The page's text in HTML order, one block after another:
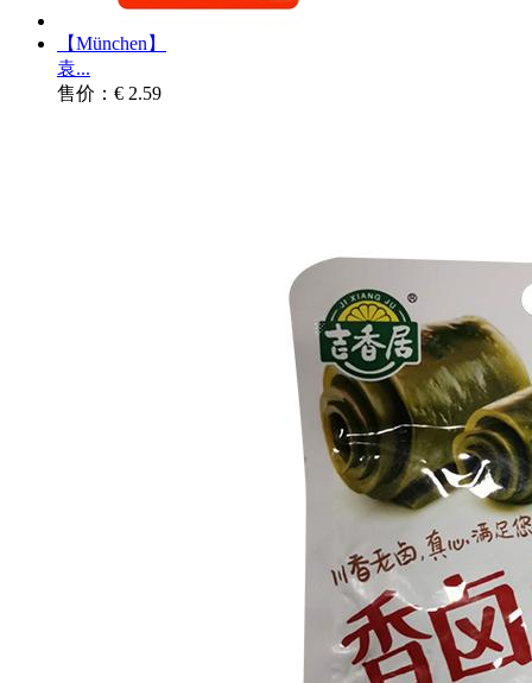
【München】
袁...
售价：€ 2.59